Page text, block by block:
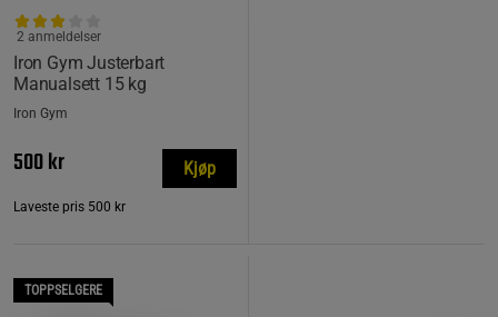
Iron Gym Justerbart
Manualsett 15 kg
2 anmeldelser
Iron Gym
500 kr
Laveste pris 500 kr
Kjøp
TOPPSELGERE